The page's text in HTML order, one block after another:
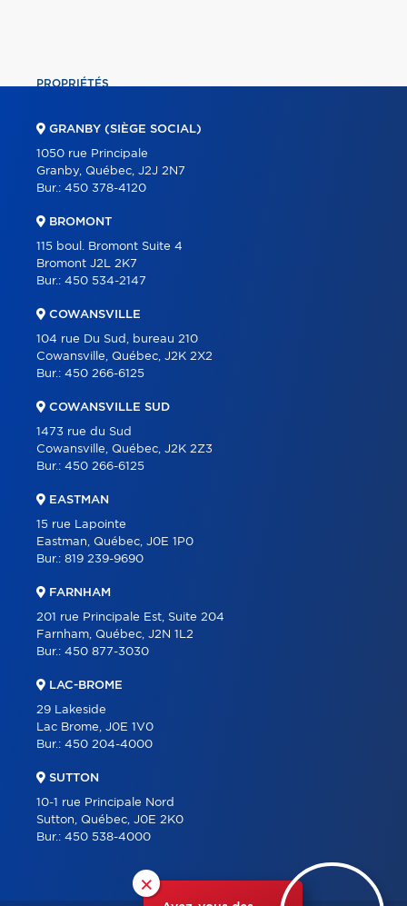
×
PROPRIÉTÉS
À PROPOS
PARTENAIRES
CONTACT
GRANBY (SIÈGE SOCIAL)
1050 rue Principale
Granby, Québec, J2J 2N7
Bur.: 450 378-4120
BROMONT
115 boul. Bromont Suite 4
Bromont J2L 2K7
Bur.: 450 534-2147
COWANSVILLE
104 rue Du Sud, bureau 210
Cowansville, Québec, J2K 2X2
Bur.: 450 266-6125
COWANSVILLE SUD
1473 rue du Sud
Cowansville, Québec, J2K 2Z3
Bur.: 450 266-6125
EASTMAN
15 rue Lapointe
Eastman, Québec, J0E 1P0
Bur.: 819 239-9690
FARNHAM
201 rue Principale Est, Suite 204
Farnham, Québec, J2N 1L2
Bur.: 450 877-3030
LAC-BROME
29 Lakeside
Lac Brome, J0E 1V0
Bur.: 450 204-4000
SUTTON
10-1 rue Principale Nord
Sutton, Québec, J0E 2K0
Bur.: 450 538-4000